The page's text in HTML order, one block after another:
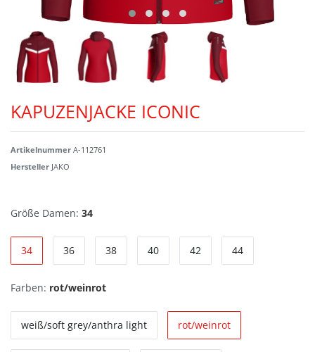
KAPUZENJACKE ICONIC
Artikelnummer A-112761
Hersteller JAKO
Größe Damen: 34
34 36 38 40 42 44
Farben: rot/weinrot
weiß/soft grey/anthra light rot/weinrot